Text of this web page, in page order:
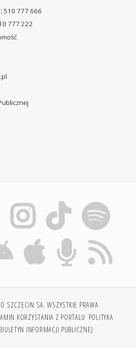
510 777 666
777 222
SZCZECIN SA. WSZYSTKIE PRAWA
KORZYSTANIA Z PORTALU POLITYKA
BIULETYN INFORMACJI PUBLICZNEJ